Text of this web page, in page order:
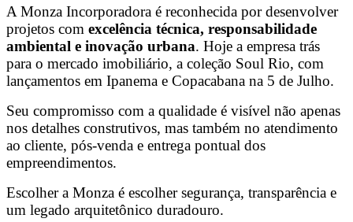
A Monza Incorporadora é reconhecida por desenvolver
projetos com excelência técnica, responsabilidade
ambiental e inovação urbana. Hoje a empresa trás
para o mercado imobiliário, a coleção Soul Rio, com
lançamentos em Ipanema e Copacabana na 5 de Julho.
Seu compromisso com a qualidade é visível não apenas
nos detalhes construtivos, mas também no atendimento
ao cliente, pós-venda e entrega pontual dos
empreendimentos.
Escolher a Monza é escolher segurança, transparência e
um legado arquitetônico duradouro.